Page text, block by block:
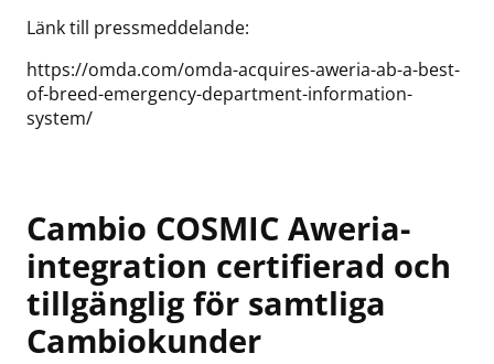
Länk till pressmeddelande:
https://omda.com/omda-acquires-aweria-ab-a-best-
of-breed-emergency-department-information-
system/
Cambio COSMIC Aweria-
integration certifierad och
tillgänglig för samtliga
Cambiokunder